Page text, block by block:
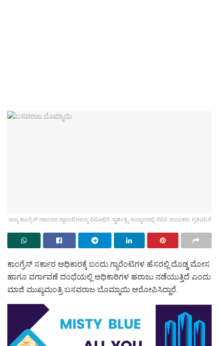
ರಾಜ್ಯ ಕಾಂಗ್ರೆಸ್‌ ಸರ್ಕಾರದ ಗ್ಯಾರಂಟಿಗಳನ್ನು ವಿರೋಧಿಸಿ ಸ್ವಾತಂತ್ರ್ಯ ಉದ್ಯಾನದಲ್ಲಿ ಬಿಜೆಪಿ ನಾಯಕರು ಪ್ರತಿಭಟನೆ
ಕಾಂಗ್ರೆಸ್ ಸರ್ಕಾರ ಅಧಿಕಾರಕ್ಕೆ ಬಂದು ಗ್ಯಾರೆಂಟಿಗಳ ಹೆಸರಲ್ಲಿ ದೊಡ್ಡ ಮೋಸ
ಹಾಗೂ ವರ್ಗಾವಣೆ ದಂಧೆಯಲ್ಲಿ ಅಧಿಕಾರಿಗಳ ಹರಾಜು ನಡೆಯುತ್ತಿದೆ ಎಂದು
ಮಾಜಿ ಮುಖ್ಯಮಂತ್ರಿ ಬಸವರಾಜ ಬೊಮ್ಮಾಯಿ ಆರೋಪಿಸಿದ್ದಾರೆ.